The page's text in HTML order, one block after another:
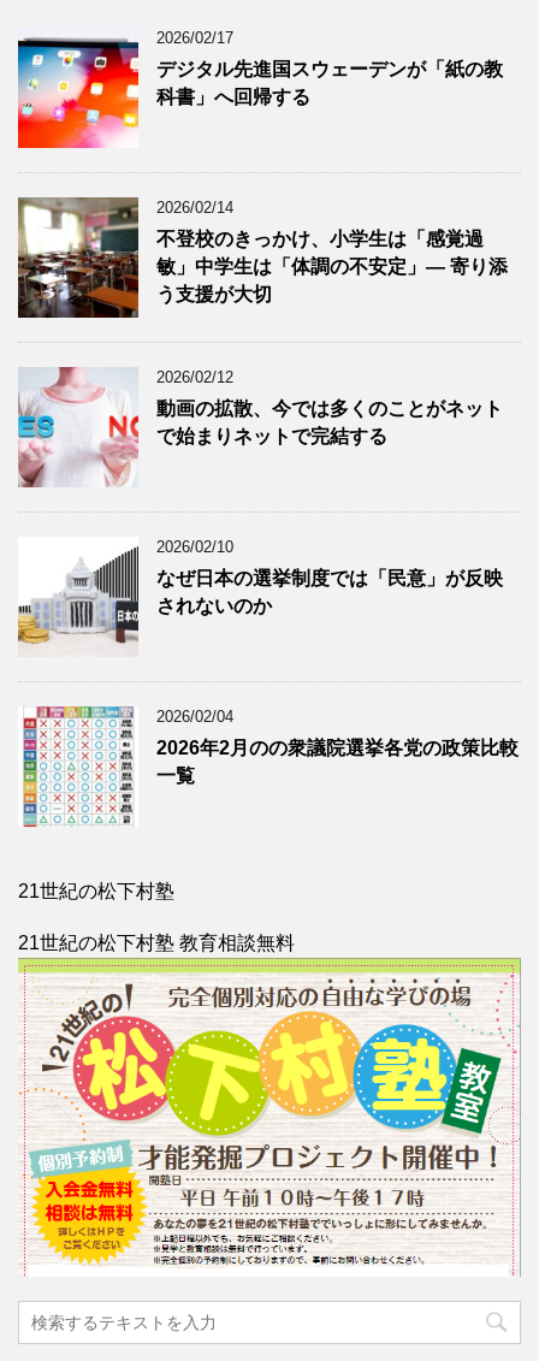
2026/02/17
デジタル先進国スウェーデンが「紙の教
科書」へ回帰する
2026/02/14
不登校のきっかけ、小学生は「感覚過
敏」中学生は「体調の不安定」― 寄り添
う支援が大切
2026/02/12
動画の拡散、今では多くのことがネット
で始まりネットで完結する
2026/02/10
なぜ日本の選挙制度では「民意」が反映
されないのか
2026/02/04
2026年2月のの衆議院選挙各党の政策比較
一覧
21世紀の松下村塾
21世紀の松下村塾 教育相談無料